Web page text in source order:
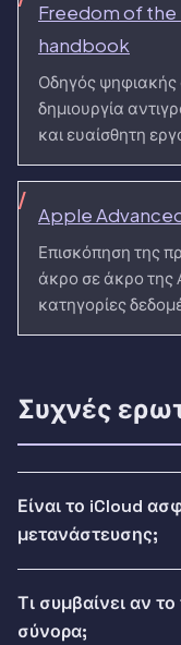
Freedom of the
handbook
Οδηγός ψηφιακής
δημιουργία
και ευαίσθητη
Apple
Επισκόπηση της
άκρο σε άκρο της
κατηγορίες
Συχνές
Είναι το iCloud
μετανάστευσης;
Τι συμβαίνει αν
σύνορα;